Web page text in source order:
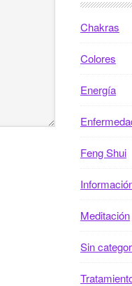
Chakras
Colores
Energía
Feng Shui
Meditación
Sin